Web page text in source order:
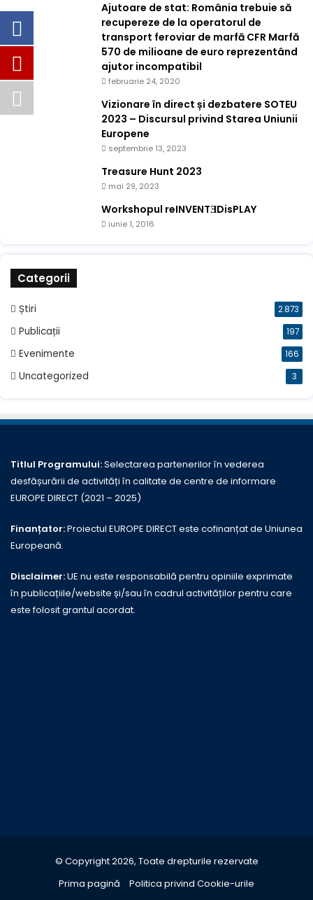
Ajutoare de stat: România trebuie să
recupereze de la operatorul de
transport feroviar de marfă CFR Marfă
570 de milioane de euro reprezentând
ajutor incompatibil
februarie 24, 2020
Vizionare în direct și dezbatere SOTEU
2023 – Discursul privind Starea Uniunii
Europene
septembrie 13, 2023
Treasure Hunt 2023
mai 29, 2023
Workshopul reINVENTƎDisPLAY
iunie 1, 2016
Categorii
Știri 2.873
Publicații 197
Evenimente 166
Uncategorized 3
Titlul Programului:Selectarea partenerilor în vederea
desfășurării de activități în calitate de centre de informare
EUROPE DIRECT (2021 – 2025)
Finanțator:Proiectul EUROPE DIRECT este cofinanțat de Uniunea
Europeană.
Disclaimer:UE nu este responsabilă pentru opiniile exprimate
în publicațiile/website și/sau în cadrul activităților pentru care
este folosit grantul acordat.
© Copyright 2026, Toate drepturile rezervate
Prima pagină
Politica privind Cookie-urile